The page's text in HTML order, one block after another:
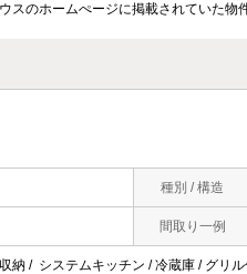
のホームぺージに掲載されていた物
種別 / 構造
間取り一例
納 / システムキッチン / 冷蔵庫 / グリ